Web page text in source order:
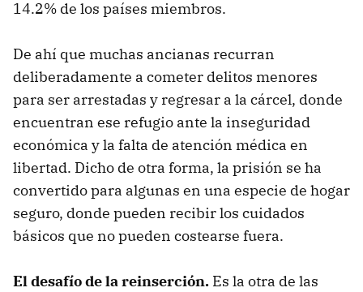
14.2% de los países miembros.
De ahí que muchas ancianas recurran
deliberadamente a cometer delitos menores
para ser arrestadas y regresar a la cárcel, donde
encuentran ese refugio ante la inseguridad
económica y la falta de atención médica en
libertad. Dicho de otra forma, la prisión se ha
convertido para algunas en una especie de hogar
seguro, donde pueden recibir los cuidados
básicos que no pueden costearse fuera.
El desafío de la reinserción. Es la otra de las